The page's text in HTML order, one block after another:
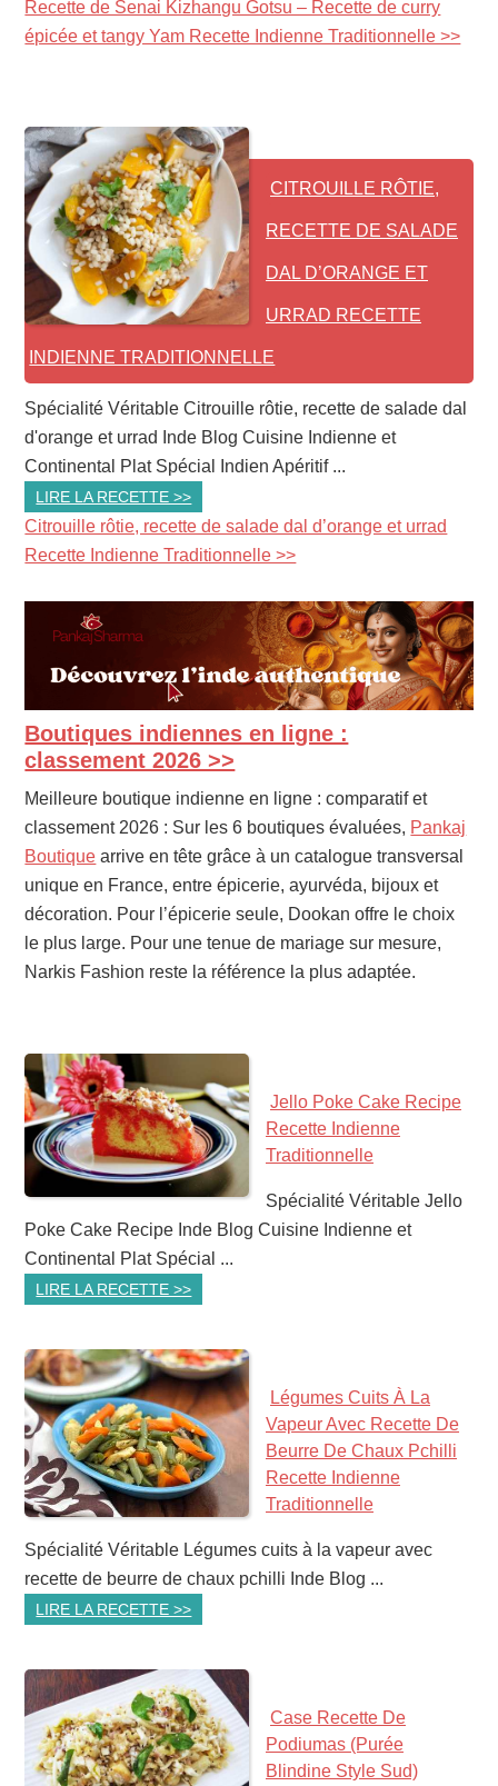
Recette de Senai Kizhangu Gotsu – Recette de curry
épicée et tangy Yam Recette Indienne Traditionnelle >>
CITROUILLE RÔTIE,
RECETTE DE SALADE
DAL D’ORANGE ET
URRAD RECETTE
INDIENNE TRADITIONNELLE
Spécialité Véritable Citrouille rôtie, recette de salade dal
d'orange et urrad Inde Blog Cuisine Indienne et
Continental Plat Spécial Indien Apéritif ...
LIRE LA RECETTE >>
Citrouille rôtie, recette de salade dal d’orange et urrad
Recette Indienne Traditionnelle >>
PRIMARY
SIDEBAR
Boutiques indiennes en ligne :
classement 2026 >>
Meilleure boutique indienne en ligne : comparatif et
classement 2026 : Sur les 6 boutiques évaluées, Pankaj
Boutique arrive en tête grâce à un catalogue transversal
unique en France, entre épicerie, ayurvéda, bijoux et
décoration. Pour l’épicerie seule, Dookan offre le choix
le plus large. Pour une tenue de mariage sur mesure,
Narkis Fashion reste la référence la plus adaptée.
Jello Poke Cake Recipe
Recette Indienne
Traditionnelle
Spécialité Véritable Jello
Poke Cake Recipe Inde Blog Cuisine Indienne et
Continental Plat Spécial ...
LIRE LA RECETTE >>
Légumes Cuits À La
Vapeur Avec Recette De
Beurre De Chaux Pchilli
Recette Indienne
Traditionnelle
Spécialité Véritable Légumes cuits à la vapeur avec
recette de beurre de chaux pchilli Inde Blog ...
LIRE LA RECETTE >>
Case Recette De
Podiumas (purée
Blindine Style Sud)